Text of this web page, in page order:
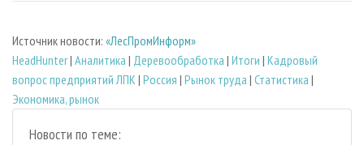
Источник новости: «ЛесПромИнформ»
HeadHunter| Аналитика | Деревообработка | Итоги | Кадровый
вопрос предприятий ЛПК | Россия | Рынок труда | Статистика |
Экономика, рынок
Новости по теме: